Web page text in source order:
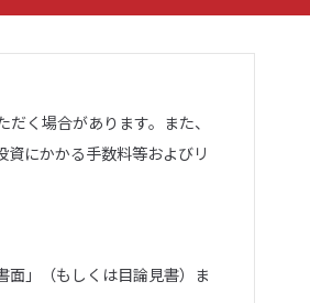
く場合があります。また、
にかかる手数料等およびリ
面」（もしくは目論見書）ま